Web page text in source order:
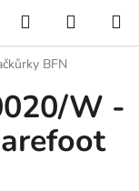
Hledat
KOŠÍK
BFN
W -